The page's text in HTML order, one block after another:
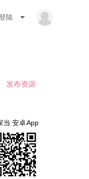
陆 arrow_drop_down
发布资源
当 安卓App